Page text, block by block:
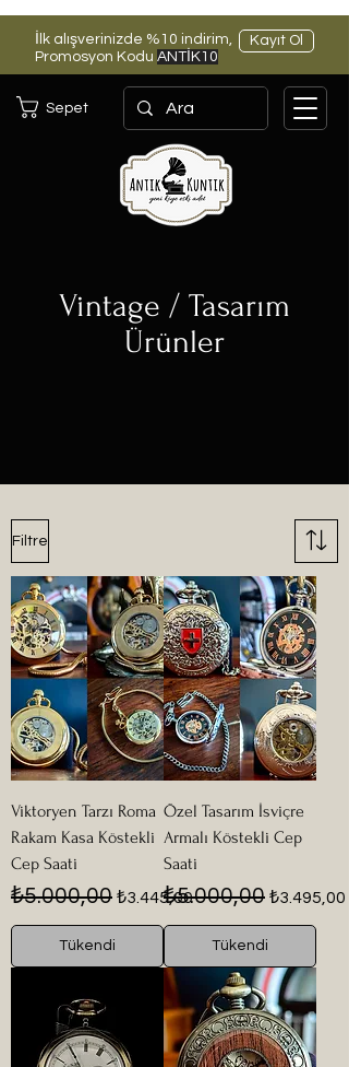
İlk alışverinizde %10 indirim,
Promosyon Kodu ANTİK10
Kayıt Ol
Sepet
Vintage / Tasarım
Ürünler
Şu an burada
gösterilecek ürünümüz
yok.
Filtre
Viktoryen Tarzı Roma
Rakam Kasa Köstekli
Cep Saati
Normal Fiyat
₺5.000,00 İndirimli Fiyat
₺3.445,00
Tükendi
Özel Tasarım İsviçre
Armalı Köstekli Cep
Saati
Normal Fiyat
₺5.000,00 İndirimli
₺3.495,00
Tükendi